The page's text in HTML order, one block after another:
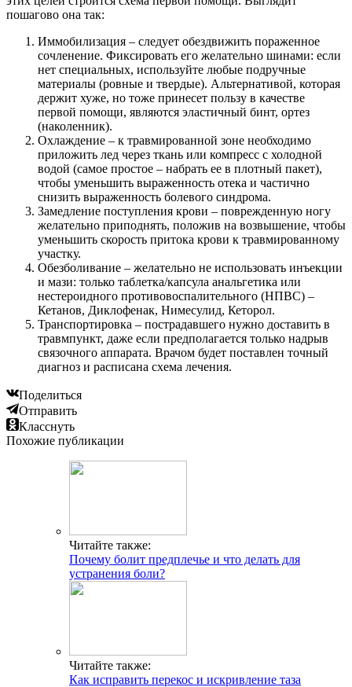
пошагово она так:
Иммобилизация – следует обездвижить пораженное
сочленение. Фиксировать его желательно шинами: если
нет специальных, используйте любые подручные
материалы (ровные и твердые). Альтернативой, которая
держит хуже, но тоже принесет пользу в качестве
первой помощи, являются эластичный бинт, ортез
(наколенник).
Охлаждение – к травмированной зоне необходимо
приложить лед через ткань или компресс с холодной
водой (самое простое – набрать ее в плотный пакет),
чтобы уменьшить выраженность отека и частично
снизить выраженность болевого синдрома.
Замедление поступления крови – поврежденную ногу
желательно приподнять, положив на возвышение, чтобы
уменьшить скорость притока крови к травмированному
участку.
Обезболивание – желательно не использовать инъекции
и мази: только таблетка/капсула анальгетика или
нестероидного противовоспалительного (НПВС) –
Кетанов, Диклофенак, Нимесулид, Кеторол.
Транспортировка – пострадавшего нужно доставить в
травмпункт, даже если предполагается только надрыв
связочного аппарата. Врачом будет поставлен точный
диагноз и расписана схема лечения.
Поделиться
Отправить
Класснуть
Похожие публикации
Читайте также:
Почему болит предплечье и что делать для
устранения боли?
Читайте также:
Как исправить перекос и искривление таза